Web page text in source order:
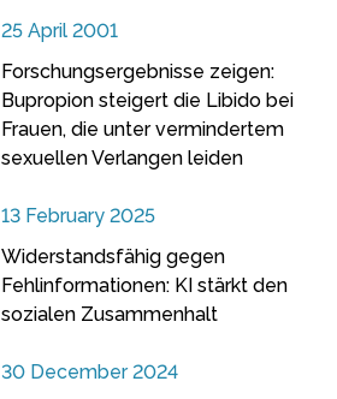
25 April 2001
Forschungsergebnisse zeigen:
Bupropion steigert die Libido bei
Frauen, die unter vermindertem
sexuellen Verlangen leiden
13 February 2025
Widerstandsfähig gegen
Fehlinformationen: KI stärkt den
sozialen Zusammenhalt
30 December 2024